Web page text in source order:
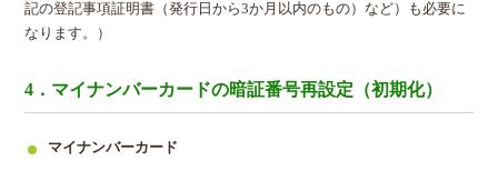
記の登記事項証明書（発行日から3か月以内のもの）など）も必要に
なります。）
4．マイナンバーカードの暗証番号再設定（初期化）
マイナンバーカード